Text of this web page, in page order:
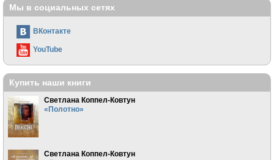
Мы в социальных сетях
ВКонтакте
YouTube
Купить наши книги
Светлана Коппел-Ковтун
«Полотно»
Светлана Коппел-Ковтун